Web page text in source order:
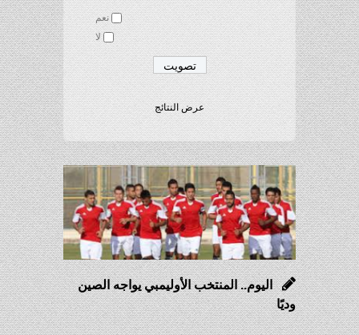
نعم
لا
عرض النتائج
اليوم.. المنتخب الأوليمبي يواجه الصين
وديًا